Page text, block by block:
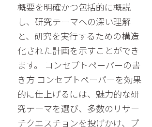
概要を明確かつ包括的に概説
し、研究テーマへの深い理解
と、研究を実行するための構造
化された計画を示すことができ
ます。 コンセプトペーパーの書
き方 コンセプトペーパーを効果
的に仕上げるには、魅力的な研
究テーマを選び、多数のリサー
チクエスチョンを投げかけ、プ